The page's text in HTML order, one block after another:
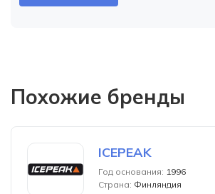
Похожие бренды
ICEPEAK
Год основания: 1996
Страна: Финляндия